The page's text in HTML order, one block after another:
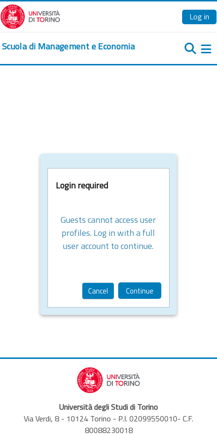
Skip to main content
Log in
Scuola di Management e Economia
Login required
Guests cannot access user
profiles. Log in with a full
user account to continue.
Cancel Continue
Università degli Studi di Torino
Via Verdi, 8 - 10124 Torino - P.I. 02099550010- C.F.
80088230018